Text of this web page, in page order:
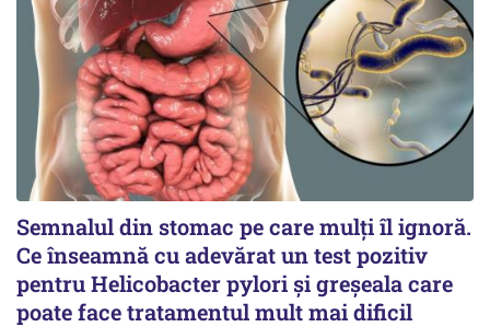
Semnalul din stomac pe care mulți îl ignoră.
Ce înseamnă cu adevărat un test pozitiv
pentru Helicobacter pylori și greșeala care
poate face tratamentul mult mai dificil